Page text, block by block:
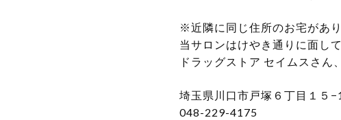
※近隣に同じ住所のお宅があ
当サロンはけやき通りに面して
ドラッグストア セイムスさん
埼玉県川口市戸塚６丁目１５
048-229-4175